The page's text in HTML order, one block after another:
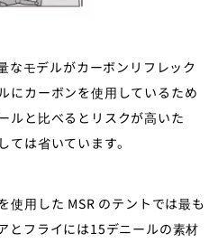
なモデルがカーボンリフレック
にカーボンを使用しているため
ルと比べるとリスクが高いた
ては省いています。
使用した MSR のテントでは最も
とフライには15デニールの素材